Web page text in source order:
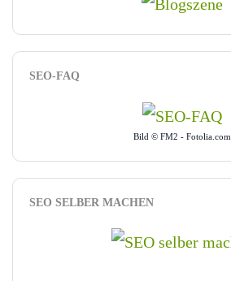
SEO-FAQ
Bild © FM2 - Fotolia.com
SEO SELBER MACHEN